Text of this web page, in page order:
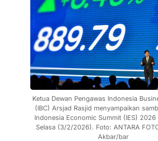
Ketua Dewan Pengawas Indonesia
(IBC) Arsjad Rasjid menyampaikan
Indonesia Economic Summit (IES) 2026
Selasa (3/2/2026). Foto: ANTARA
Akbar/bar